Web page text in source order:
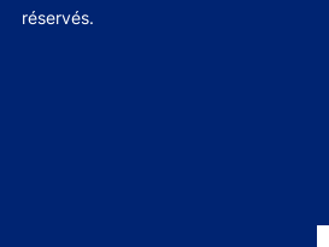
réservés.